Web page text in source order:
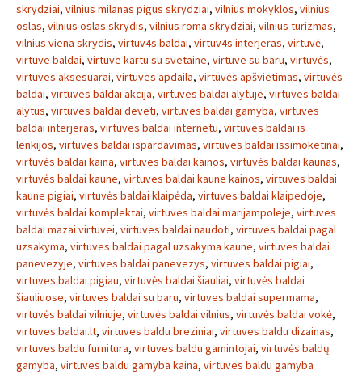
skrydziai, vilnius milanas pigus skrydziai, vilnius mokyklos, vilnius
oslas, vilnius oslas skrydis, vilnius roma skrydziai, vilnius turizmas,
vilnius viena skrydis, virtuv4s baldai, virtuv4s interjeras, virtuvė,
virtuve baldai, virtuve kartu su svetaine, virtuve su baru, virtuvės,
virtuves aksesuarai, virtuves apdaila, virtuvės apšvietimas, virtuvės
baldai, virtuves baldai akcija, virtuves baldai alytuje, virtuves baldai
alytus, virtuves baldai deveti, virtuves baldai gamyba, virtuves
baldai interjeras, virtuves baldai internetu, virtuves baldai is
lenkijos, virtuves baldai ispardavimas, virtuves baldai issimoketinai,
virtuvės baldai kaina, virtuves baldai kainos, virtuvės baldai kaunas,
virtuvės baldai kaune, virtuves baldai kaune kainos, virtuves baldai
kaune pigiai, virtuvės baldai klaipėda, virtuves baldai klaipedoje,
virtuvės baldai komplektai, virtuves baldai marijampoleje, virtuves
baldai mazai virtuvei, virtuves baldai naudoti, virtuves baldai pagal
uzsakyma, virtuves baldai pagal uzsakyma kaune, virtuves baldai
panevezyje, virtuves baldai panevezys, virtuves baldai pigiai,
virtuves baldai pigiau, virtuvės baldai šiauliai, virtuvės baldai
šiauliuose, virtuves baldai su baru, virtuves baldai supermama,
virtuvės baldai vilniuje, virtuvės baldai vilnius, virtuvės baldai vokė,
virtuves baldai.lt, virtuves baldu breziniai, virtuves baldu dizainas,
virtuves baldu furnitura, virtuves baldu gamintojai, virtuvės baldų
gamyba, virtuves baldu gamyba kaina, virtuves baldu gamyba